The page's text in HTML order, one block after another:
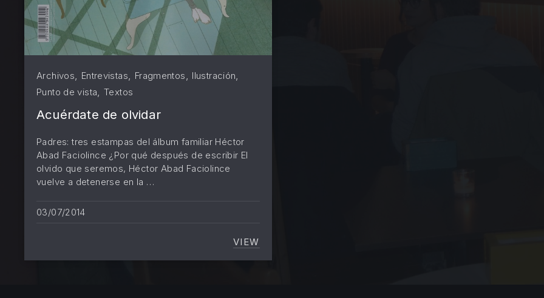
Archivos Entrevistas Fragmentos Ilustración
Punto de vista ,Textos
Acuérdate de olvidar
Padres: tres estampas del álbum familiar Héctor
Abad Faciolince ¿Por qué después de escribir El
olvido que seremos, Héctor Abad Faciolince
vuelve a detenerse en la …
03/07/2014
VIEWACUÉRDATE DE OLVIDAR